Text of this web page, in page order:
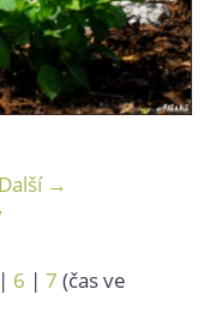
Další →
| 6 | 7 (čas ve